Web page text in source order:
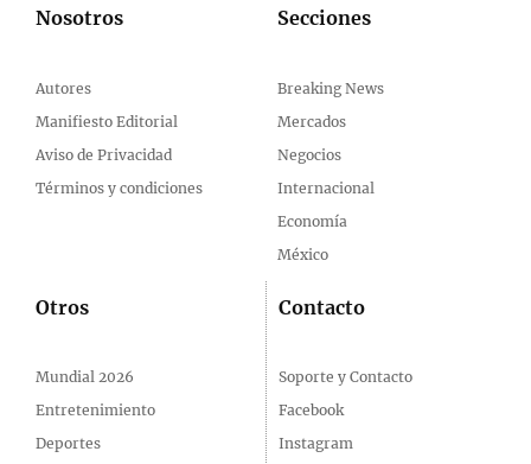
Nosotros
Autores
Manifiesto Editorial
Aviso de Privacidad
Términos y condiciones
Secciones
Breaking News
Mercados
Negocios
Internacional
Economía
México
Otros
Mundial 2026
Entretenimiento
Deportes
Contacto
Soporte y Contacto
Facebook
Instagram